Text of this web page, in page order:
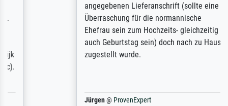
angegebenen Lieferanschrift (sollte eine
Überraschung für die normannische
Ehefrau sein zum Hochzeits- gleichzeitig
auch Geburtstag sein) doch nach zu Hause
zugestellt wurde.
ProvenExpert